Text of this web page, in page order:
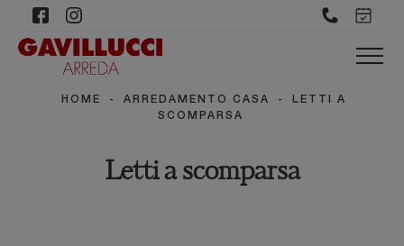
HOME - ARREDAMENTO CASA -
LETTI A
SCOMPARSA
Letti a scomparsa